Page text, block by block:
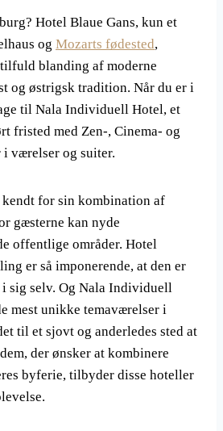
Hotel Blaue Gans, kun et
og Mozarts fødested,
blanding af moderne
og østrigsk tradition. Når du er i
til Nala Individuell Hotel, et
fristed med Zen-, Cinema- og
i værelser og suiter.
kendt for sin kombination af
gæsterne kan nyde
offentlige områder. Hotel
er så imponerende, at den er
sig selv. Og Nala Individuell
mest unikke temaværelser i
til et sjovt og anderledes sted at
der ønsker at kombinere
byferie, tilbyder disse hoteller